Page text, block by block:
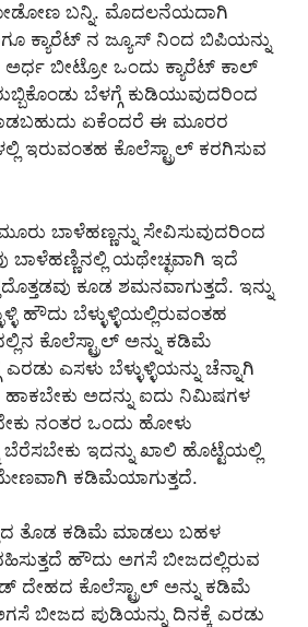
ಬನ್ನಿ. ಮೊದಲನೆಯದಾಗಿ
ಕ್ಯಾರೆಟ್ ನ ಜ್ಯೂಸ್ ನಿಂದ ಬಿಪಿಯನ್ನು
ಬೀಟ್ರೋ ಒಂದು ಕ್ಯಾರೆಟ್ ಕಾಲ್
ಬೆಳಗ್ಗೆ ಕುಡಿಯುವುದರಿಂದ
ಏಕೆಂದರೆ ಈ ಮೂರರ
ಇರುವಂತಹ ಕೊಲೆಸ್ಟ್ರಾಲ್ ಕರಗಿಸುವ
ಬಾಳೆಹಣ್ಣನ್ನು ಸೇವಿಸುವುದರಿಂದ
ಬಾಳೆಹಣ್ಣಿನಲ್ಲಿ ಯಥೇಚ್ಛವಾಗಿ ಇದೆ
ಕೂಡ ಶಮನವಾಗುತ್ತದೆ. ಇನ್ನು
ಹೌದು ಬೆಳ್ಳುಳ್ಳಿಯಲ್ಲಿರುವಂತಹ
ಕೊಲೆಸ್ಟ್ರಾಲ್ ಅನ್ನು ಕಡಿಮೆ
ಎಸಳು ಬೆಳ್ಳುಳ್ಳಿಯನ್ನು ಚೆನ್ನಾಗಿ
ಅದನ್ನು ಐದು ನಿಮಿಷಗಳ
ನಂತರ ಒಂದು ಹೋಳು
ಇದನ್ನು ಖಾಲಿ ಹೊಟ್ಟೆಯಲ್ಲಿ
ಕಡಿಮೆಯಾಗುತ್ತದೆ.
ತೊಡ ಕಡಿಮೆ ಮಾಡಲು ಬಹಳ
ಹೌದು ಅಗಸೆ ಬೀಜದಲ್ಲಿರುವ
ದೇಹದ ಕೊಲೆಸ್ಟ್ರಾಲ್ ಅನ್ನು ಕಡಿಮೆ
ಬೀಜದ ಪುಡಿಯನ್ನು ದಿನಕ್ಕೆ ಎರಡು